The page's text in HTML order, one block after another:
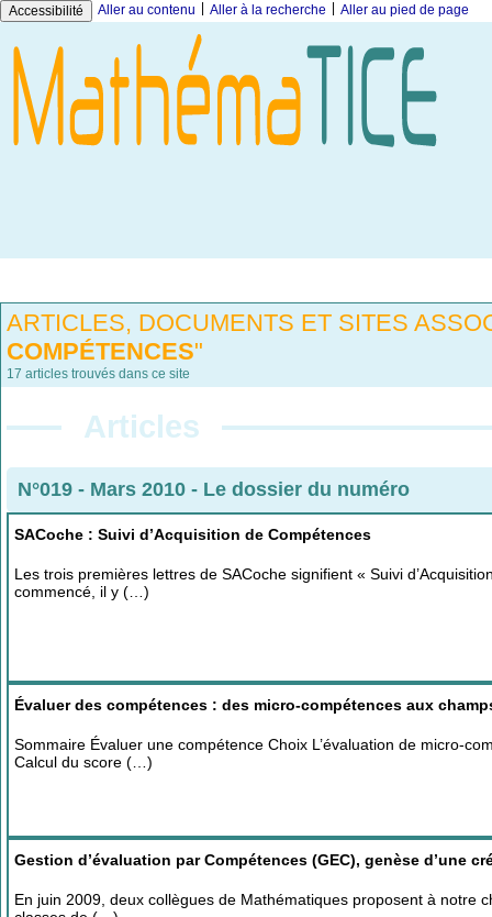
Accessibilité Aller au contenu Aller à la recherche Aller au pied de page
ARTICLES, DOCUMENTS ET SITES
COMPÉTENCES"
17 articles trouvés dans ce site
Articles
N°019 - Mars 2010 - Le dossier du numéro
SACoche : Suivi d’Acquisition de Compétences
Les trois premières lettres de SACoche signifient « Suivi
commencé, il y (…)
Évaluer des compétences : des micro-compétences aux
Sommaire Évaluer une compétence Choix L’évaluation de micro-
Calcul du score (…)
Gestion d’évaluation par Compétences (GEC), genèse d’une
En juin 2009, deux collègues de Mathématiques proposent à notre